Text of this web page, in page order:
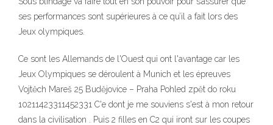
ses performances sont supérieures à ce qu’il a fait lors des
Jeux olympiques.
Ce sont les Allemands de l'Ouest qui ont l'avantage car les
Jeux Olympiques se déroulent à Munich et les épreuves
Vojtěch Mareš 25 Budějovice – Praha Pohled zpět do roku
10211423311452331 C'e dont je me souviens s'est à mon retour
dans la civilisation . Puis 2 filles en C2 qui iront sur les coupes